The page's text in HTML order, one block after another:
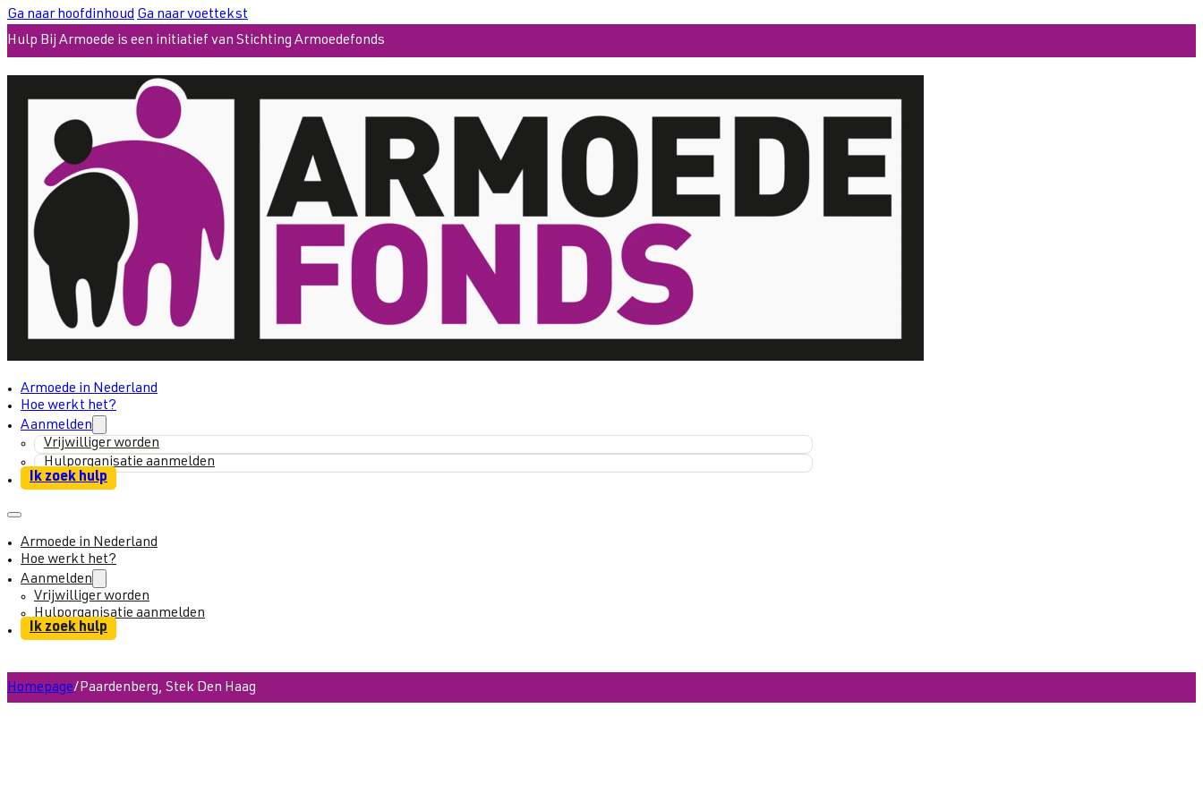
Ga naar hoofdinhoud Ga naar voettekst
Hulp Bij Armoede is een initiatief van Stichting Armoedefonds
Armoede in Nederland
Hoe werkt het?
Aanmelden
Vrijwilliger worden
Hulporganisatie aanmelden
Ik zoek hulp
Armoede in Nederland
Hoe werkt het?
Aanmelden
Vrijwilliger worden
Hulporganisatie aanmelden
Ik zoek hulp
Homepage/Paardenberg, Stek Den Haag